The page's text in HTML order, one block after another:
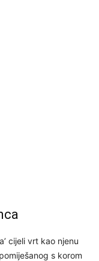
cijeli vrt kao njenu
s korom